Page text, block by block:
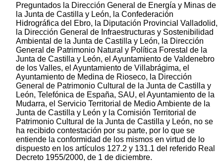
Preguntados la Dirección General de Energía y Minas de
la Junta de Castilla y León, la Confederación
Hidrográfica del Ebro, la Diputación Provincial Valladolid,
la Dirección General de Infraestructuras y Sostenibilidad
Ambiental de la Junta de Castilla y León, la Dirección
General de Patrimonio Natural y Política Forestal de la
Junta de Castilla y León, el Ayuntamiento de Valdenebro
de los Valles, el Ayuntamiento de Villabrágima, el
Ayuntamiento de Medina de Rioseco, la Dirección
General de Patrimonio Cultural de la Junta de Castilla y
León, Telefónica de España, SAU, el Ayuntamiento de la
Mudarra, el Servicio Territorial de Medio Ambiente de la
Junta de Castilla y León y la Comisión Territorial de
Patrimonio Cultural de la Junta de Castilla y León, no se
ha recibido contestación por su parte, por lo que se
entiende la conformidad de los mismos en virtud de lo
dispuesto en los artículos 127.2 y 131.1 del referido Real
Decreto 1955/2000, de 1 de diciembre.